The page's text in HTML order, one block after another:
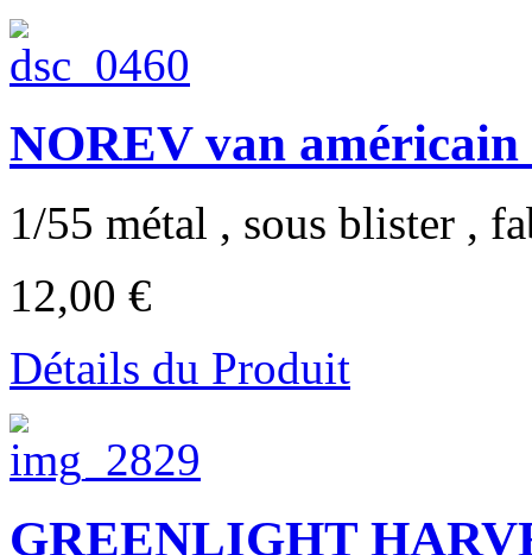
NOREV van américain
1/55 métal , sous blister ,
12,00 €
Détails du Produit
GREENLIGHT